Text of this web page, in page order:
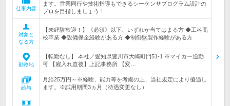
仕事内容
ます。営業同行や技術指導もできるシーケンサプログラム設計の
プロを目指しましょう！
対象と
なる方
【未経験歓迎！】《必須》以下、いずれか当てはまる方 ◆工科高
校卒業 ◆設備保全経験がある方 ◆制御盤製作経験がある方
勤務地
【転勤なし】 本社／愛知県豊川市大崎町門51-1 ※マイカー通勤
可 【雇入れ直後】上記事務所 【変…
給与
月給25万円～※経験、能力等を考慮の上、当社規定により優遇し
ます。※試用期間3ヵ月（待遇変更なし）